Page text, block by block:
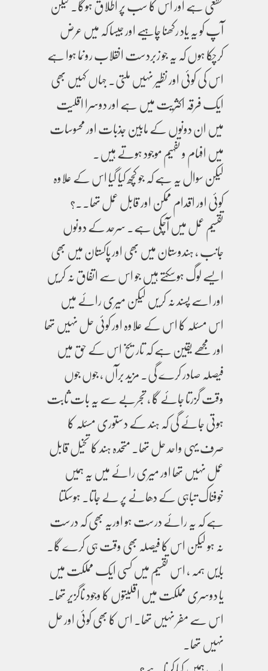
آپ کو یہ یاد رکھنا چاہیے اور جیسا کہ میں عرض
کرچکا ہوں کہ یہ جو زبردست انقلاب رونما ہوا ہے
اس کی کوئی اور نظیر نہیں ملتی۔ جہاں کہیں بھی
ایک فرقہ اکثریت میں ہے اور دوسرا اقلیت
میں ان دونوں کے مابین جذبات اور محسوسات
میں افہام و تفہیم موجود ہوتے ہیں۔
لیکن سوال یہ ہے کہ جو کچھ کیا گیا اس کے علاوہ
کوئی اور اقدام ممکن اور قابل عمل تھا۔۔؟
تقسیم عمل میں آچکی ہے۔ سرحد کے دونوں
جانب ، ہندوستان میں بھی اور پاکستان میں بھی
ایسے لوگ ہوسکتے ہیں جو اس سے اتفاق نہ کریں
اور اسے پسند نہ کریں لیکن میری رائے میں
اس مسئلہ کا اس کے علاوہ اور کوئی حل نہیں تھا
اور مجھے یقین ہے کہ تاریخ اس کے حق میں
فیصلہ صادر کرے گی۔ مزید برآں ، جوں جوں
وقت گزرتا جائے گا ، تجربے سے یہ بات ثابت
ہوتی جائے گی کہ ہند کے دستوری مسئلہ کا
صرف یہی واحد حل تھا۔ متحدہ ہند کا تخیل قابل
عمل نہیں تھا اور میری رائے میں یہ ہمیں
خوفناک تباہی کے دھانے پر لے جاتا۔ ہوسکتا
ہے کہ یہ رائے درست ہو اوریہ بھی کہ درست
نہ ہو لیکن اس کا فیصلہ بھی وقت ہی کرے گا۔
بایں ہمہ ، اس تقسیم میں کسی ایک مملکت میں
یا دوسری مملکت میں اقلیتوں کا وجود ناگزیر تھا۔
اس سے مفر نہیں تھا۔ اس کا بھی کوئی اور حل
نہیں تھا۔